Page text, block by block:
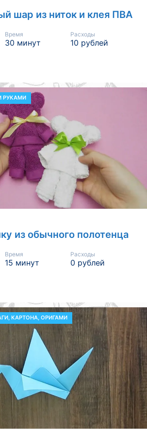
шар из ниток и клея ПВА
Время
30 минут
Расходы
10 рублей
из обычного полотенца
Время
15 минут
Расходы
0 рублей
РУКАМИ
КАРТОНА, ОРИГАМИ